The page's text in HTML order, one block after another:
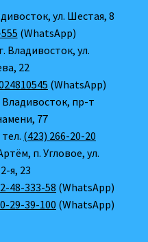
ул. Шестая, 8
(WhatsApp)
Владивосток, ул.
22
(WhatsApp)
Владивосток, пр-т
77
тел. (423) 266-20-20
п. Угловое, ул.
я, 23
48-333-58 (WhatsApp)
29-39-100 (WhatsApp)